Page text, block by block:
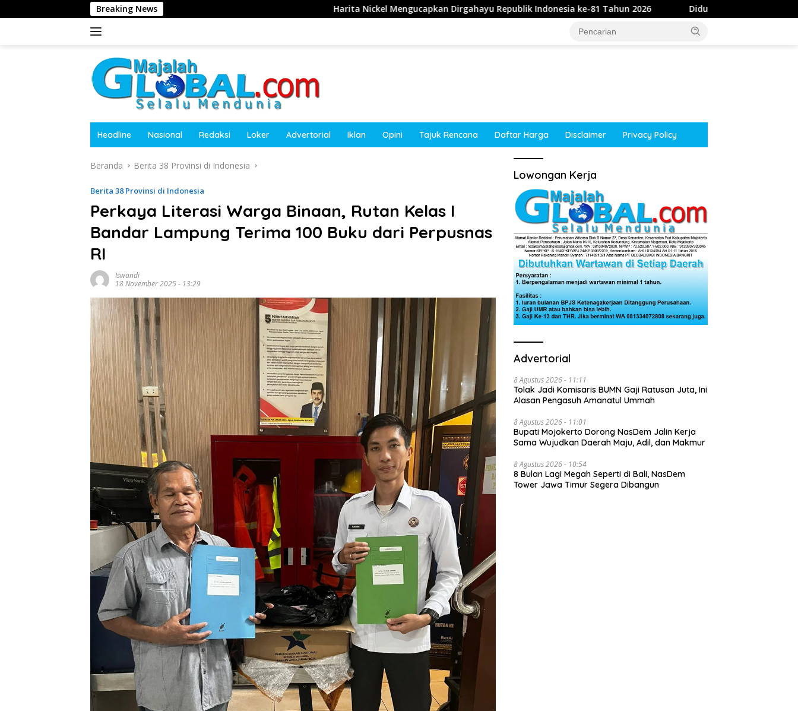
ke
Breaking News Harita Nickel Mengucapkan Dirgahayu Republik Indonesia ke-81 Tahun 2026 Diduga Intimidasi Wartawan di Obi, Oknum
Headline Nasional Redaksi Loker Advertorial Iklan Opini Tajuk Rencana Daftar Harga Disclaimer Privacy Policy
Beranda Berita 38 Provinsi di Indonesia
Berita 38 Provinsi di Indonesia
Perkaya Literasi Warga Binaan, Rutan Kelas I
Bandar Lampung Terima 100 Buku dari Perpusnas
RI
Iswandi
18 November 2025 - 13:29
Lowongan Kerja
Advertorial
8 Agustus 2026 - 11:11
Tolak Jadi Komisaris BUMN Gaji Ratusan Juta, Ini
Alasan Pengasuh Amanatul Ummah
8 Agustus 2026 - 11:01
Bupati Mojokerto Dorong NasDem Jalin Kerja
Sama Wujudkan Daerah Maju, Adil, dan Makmur
8 Agustus 2026 - 10:54
8 Bulan Lagi Megah Seperti di Bali, NasDem
Tower Jawa Timur Segera Dibangun